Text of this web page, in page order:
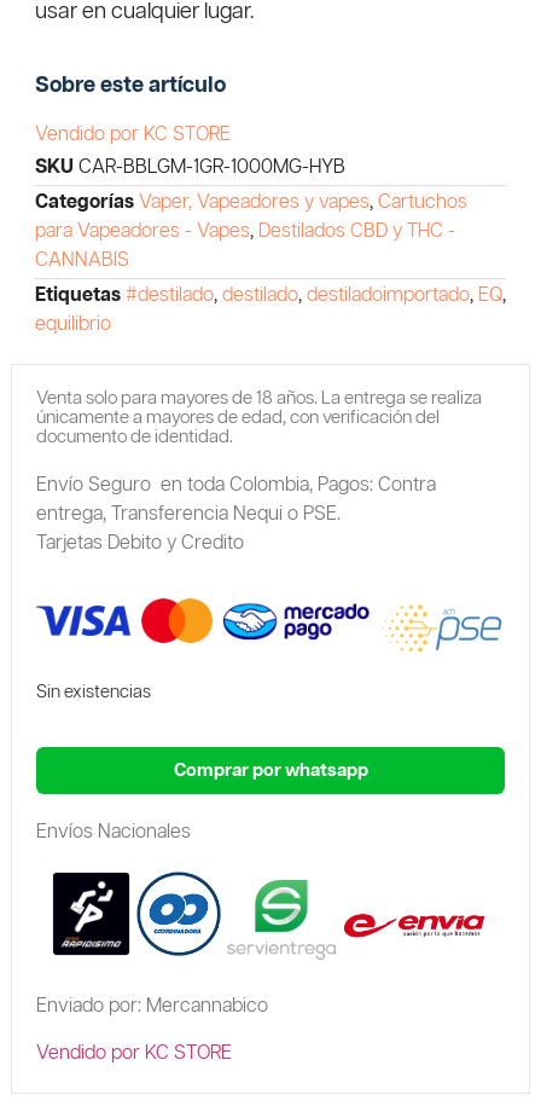
usar en cualquier lugar.
Sobre este artículo
Vendido por KC STORE
SKU CAR-BBLGM-1GR-1000MG-HYB
Categorías Vaper, Vapeadores y vapes, Cartuchos
para Vapeadores - Vapes, Destilados CBD y THC -
CANNABIS
Etiquetas #destilado, destilado, destiladoimportado, EQ,
equilibrio
Venta solo para mayores de 18 años. La entrega se realiza
únicamente a mayores de edad, con verificación del
documento de identidad.
Envío Seguro en toda Colombia, Pagos: Contra
entrega,
Transferencia Nequi o PSE.
Tarjetas Debito y Credito
Sin existencias
Comprar por whatsapp
Envíos Nacionales
Enviado por: Mercannabico
Vendido por KC STORE